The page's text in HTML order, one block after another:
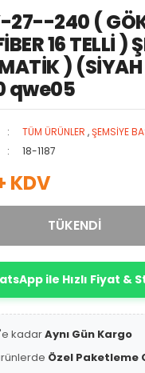
27--240 (
16 TELLİ )
)
qwe05
TÜM ÜRÜNLER ,ŞEMSİYE
18-1187
KDV
TÜKENDİ
ile Hızlı Fiyat &
kadarAynı Gün Kargo
Özel Paketleme